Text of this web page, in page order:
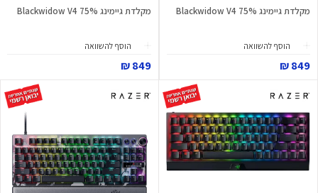
מקלדת גיימינג Blackwidow V4 75%
הוסף להשוואה
849 ₪
מקלדת גיימינג Blackwidow V4 75%
הוסף להשוואה
849 ₪